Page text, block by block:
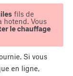
fils de
hotend. Vous
le chauffage
Si vous
en ligne,